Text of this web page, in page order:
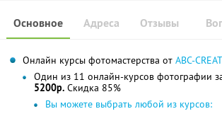
Основное Отзывы
Адреса
Онлайн курсы фотомастерства от ABC-
Один из 11 онлайн-курсов фотографии
5200р. Скидка 85%
Вы можете выбрать любой из курсов: